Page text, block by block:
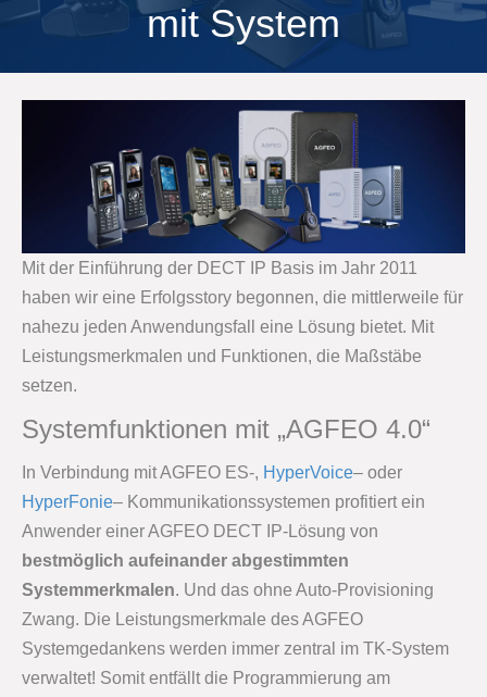
mit System
Mit der Einführung der DECT IP Basis im Jahr 2011
haben wir eine Erfolgsstory begonnen, die mittlerweile für
nahezu jeden Anwendungsfall eine Lösung bietet. Mit
Leistungsmerkmalen und Funktionen, die Maßstäbe
setzen.
Systemfunktionen mit „AGFEO 4.0“
In Verbindung mit AGFEO ES-, HyperVoice– oder
HyperFonie– Kommunikationssystemen profitiert ein
Anwender einer AGFEO DECT IP-Lösung von
bestmöglich aufeinander abgestimmten
Systemmerkmalen. Und das ohne Auto-Provisioning
Zwang. Die Leistungsmerkmale des AGFEO
Systemgedankens werden immer zentral im TK-System
verwaltet! Somit entfällt die Programmierung am